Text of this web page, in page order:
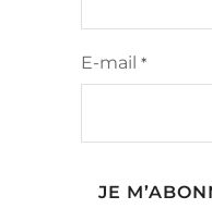
E-mail *